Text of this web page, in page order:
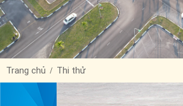
Trang chủ Thi thử